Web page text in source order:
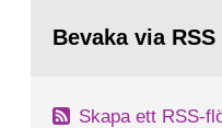
Bevaka via RSS
Skapa ett RSS-